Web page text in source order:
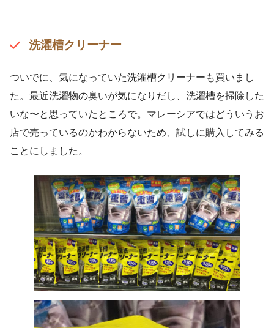
洗濯槽クリーナー
ついでに、気になっていた洗濯槽クリーナーも買いまし
た。最近洗濯物の臭いが気になりだし、洗濯槽を掃除した
いな〜と思っていたところで。マレーシアではどういうお
店で売っているのかわからないため、試しに購入してみる
ことにしました。